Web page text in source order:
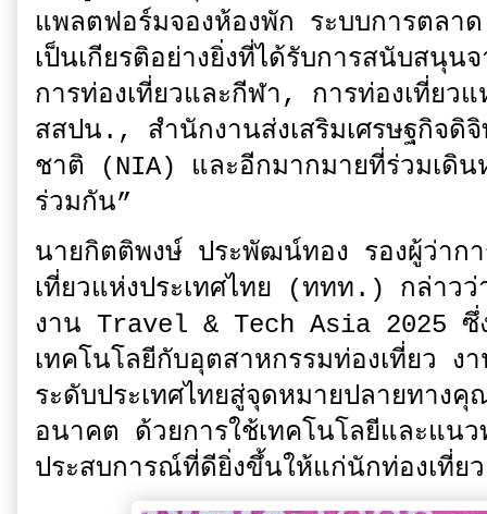
แพลตฟอร์มจองห้องพัก ระบบการตลา
เป็นเกียรติอย่างยิ่งที่ได้รับการสนับสนุ
การท่องเที่ยวและกีฬา, การท่องเที่ย
สสปน., สำนักงานส่งเสริมเศรษฐกิจ
ชาติ (NIA) และอีกมากมายที่ร่วมเดิน
ร่วมกัน”
นายกิตติพงษ์ ประพัฒน์ทอง รองผู้ว่า
เที่ยวแห่งประเทศไทย (ททท.) กล่าว
งาน Travel & Tech Asia 2025 ซึ่ง
เทคโนโลยีกับอุตสาหกรรมท่องเที่ยว
ระดับประเทศไทยสู่จุดหมายปลายทา
อนาคต ด้วยการใช้เทคโนโลยีและแน
ประสบการณ์ที่ดียิ่งขึ้นให้แก่นักท่องเที่ย